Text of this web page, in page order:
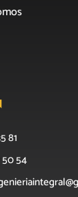
81
50 54